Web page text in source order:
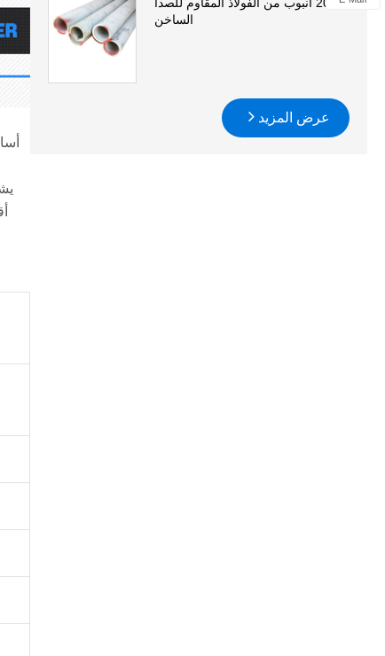
201 أنبوب من الفولاذ المقاوم للصدأ
الساخن
عرض المزيد